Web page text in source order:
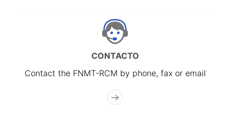
CONTACTO
Contact the FNMT-RCM by phone, fax or email